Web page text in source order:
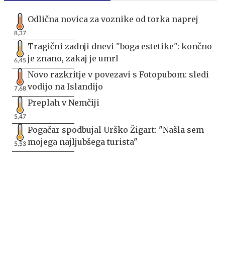
8,37
Odlična novica za voznike od torka naprej
6,45
Tragični zadnji dnevi "boga estetike": končno
je znano, zakaj je umrl
7,68
Novo razkritje v povezavi s Fotopubom: sledi
vodijo na Islandijo
5,47
Preplah v Nemčiji
5,53
Pogačar spodbujal Urško Žigart: "Našla sem
mojega najljubšega turista"